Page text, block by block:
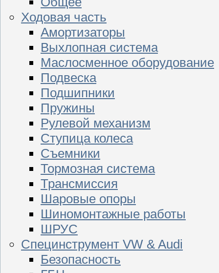
Ходовая часть
Амортизаторы
Выхлопная система
Маслосменное оборудование
Подвеска
Подшипники
Пружины
Рулевой механизм
Ступица колеса
Съемники
Тормозная система
Трансмиссия
Шаровые опоры
Шиномонтажные работы
ШРУС
Специнструмент VW & Audi
Безопасность